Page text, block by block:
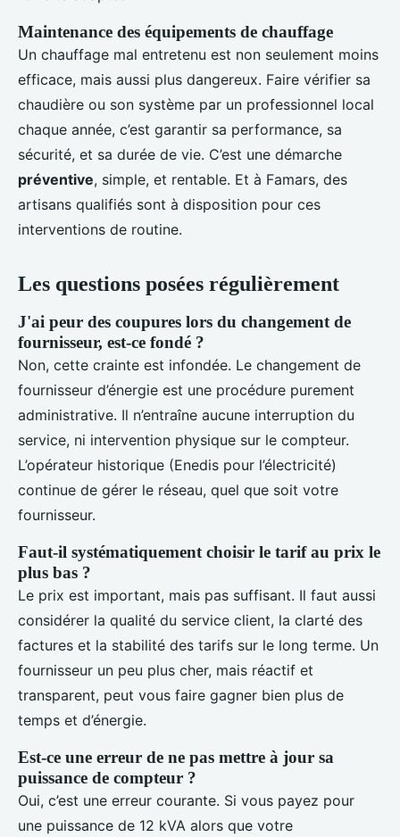
Maintenance des équipements de chauffage
Un chauffage mal entretenu est non seulement moins
efficace, mais aussi plus dangereux. Faire vérifier sa
chaudière ou son système par un professionnel local
chaque année, c’est garantir sa performance, sa
sécurité, et sa durée de vie. C’est une démarche
préventive, simple, et rentable. Et à Famars, des
artisans qualifiés sont à disposition pour ces
interventions de routine.
Les questions posées régulièrement
J'ai peur des coupures lors du changement de
fournisseur, est-ce fondé ?
Non, cette crainte est infondée. Le changement de
fournisseur d’énergie est une procédure purement
administrative. Il n’entraîne aucune interruption du
service, ni intervention physique sur le compteur.
L’opérateur historique (Enedis pour l’électricité)
continue de gérer le réseau, quel que soit votre
fournisseur.
Faut-il systématiquement choisir le tarif au prix le
plus bas ?
Le prix est important, mais pas suffisant. Il faut aussi
considérer la qualité du service client, la clarté des
factures et la stabilité des tarifs sur le long terme. Un
fournisseur un peu plus cher, mais réactif et
transparent, peut vous faire gagner bien plus de
temps et d’énergie.
Est-ce une erreur de ne pas mettre à jour sa
puissance de compteur ?
Oui, c’est une erreur courante. Si vous payez pour
une puissance de 12 kVA alors que votre